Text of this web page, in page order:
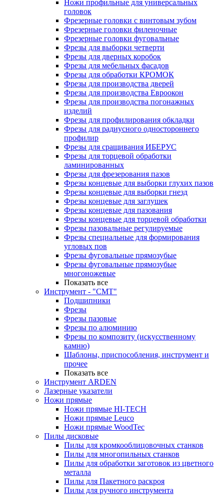
Ножи профильные для универсальных
головок
Фрезерные головки с винтовым зубом
Фрезерные головки филеночные
Фрезерные головки фуговальные
Фрезы для выборки четверти
Фрезы для дверных коробок
Фрезы для мебельных фасадов
Фрезы для обработки КРОМОК
Фрезы для производства дверей
Фрезы для производства Евроокон
Фрезы для производства погонажных
изделий
Фрезы для профилирования обкладки
Фрезы для радиусного одностороннего
профилир
Фрезы для сращивания ИБЕРУС
Фрезы для торцевой обработки
ламинированных
Фрезы для фрезерования пазов
Фрезы концевые для выборки глухих пазов
Фрезы концевые для выборки гнезд
Фрезы концевые для заглушек
Фрезы концевые для пазования
Фрезы концевые для торцевой обработки
Фрезы пазовальные регулируемые
Фрезы специальные для формирования
угловых пов
Фрезы фуговальные прямозубые
Фрезы фуговальные прямозубые
многоножевые
Показать все
Инструмент - "СМТ"
Подшипники
Фрезы
Фрезы пазовые
Фрезы по алюминию
Фрезы по композиту (искусственному
камню)
Шаблоны, приспособления, инструмент и
прочее
Показать все
Инструмент ARDEN
Лазерные указатели
Ножи прямые
Ножи прямые HI-TECH
Ножи прямые Leuco
Ножи прямые WoodTec
Пилы дисковые
Пилы для кромкооблицовочных станков
Пилы для многопильных станков
Пилы для обработки заготовок из цветного
металла
Пилы для Пакетного раскроя
Пилы для ручного инструмента